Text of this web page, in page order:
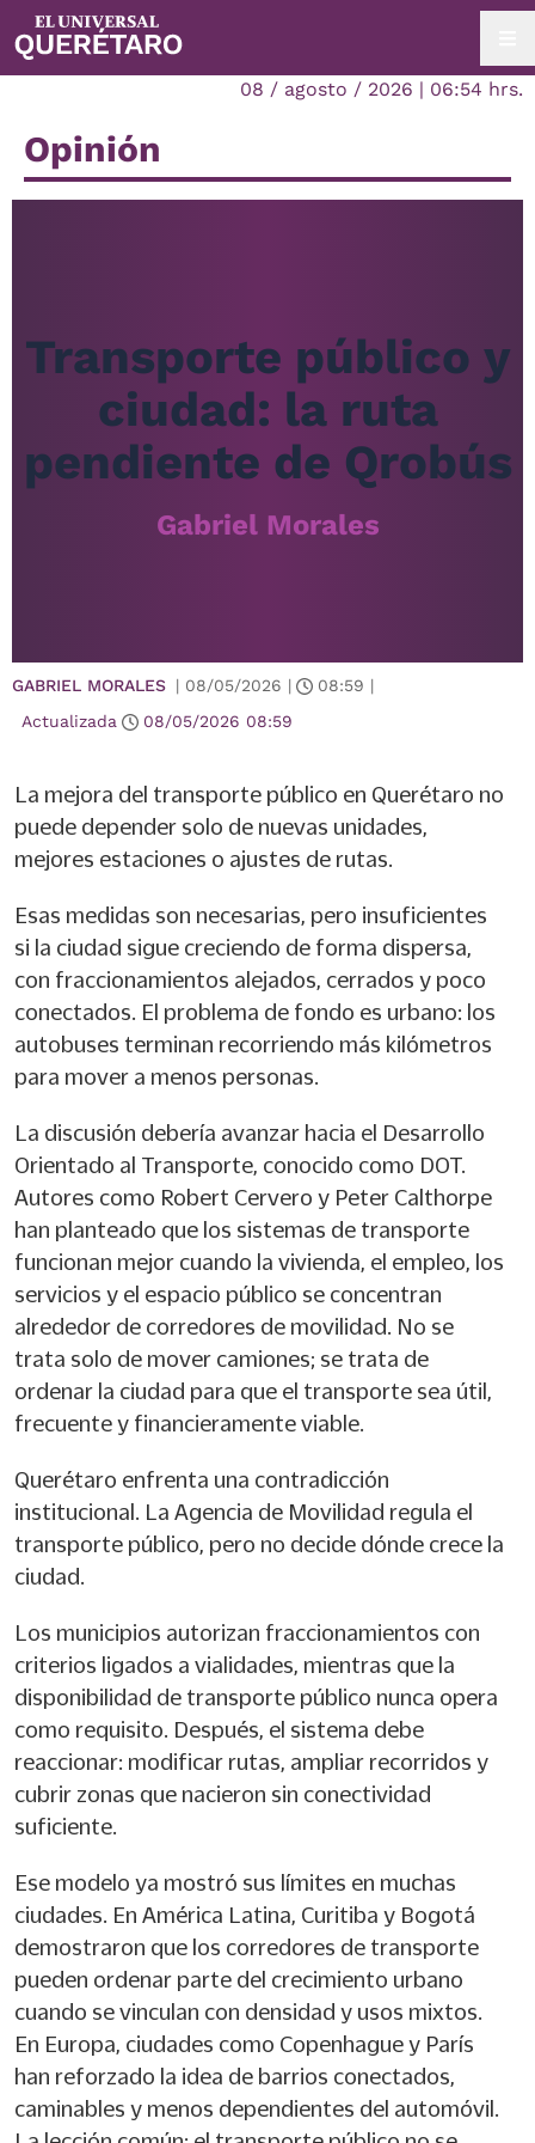
08 / agosto / 2026 | 06:54 hrs.
Opinión
Transporte público y
ciudad: la ruta
pendiente de Qrobús
Gabriel Morales
GABRIEL MORALES | 08/05/2026 | 08:59 |
Actualizada
08/05/2026 08:59
La mejora del transporte público en Querétaro no
puede depender solo de nuevas unidades,
mejores estaciones o ajustes de rutas.
Esas medidas son necesarias, pero insuficientes
si la ciudad sigue creciendo de forma dispersa,
con fraccionamientos alejados, cerrados y poco
conectados. El problema de fondo es urbano: los
autobuses terminan recorriendo más kilómetros
para mover a menos personas.
La discusión debería avanzar hacia el Desarrollo
Orientado al Transporte, conocido como DOT.
Autores como Robert Cervero y Peter Calthorpe
han planteado que los sistemas de transporte
funcionan mejor cuando la vivienda, el empleo, los
servicios y el espacio público se concentran
alrededor de corredores de movilidad. No se
trata solo de mover camiones; se trata de
ordenar la ciudad para que el transporte sea útil,
frecuente y financieramente viable.
Querétaro enfrenta una contradicción
institucional. La Agencia de Movilidad regula el
transporte público, pero no decide dónde crece la
ciudad.
Los municipios autorizan fraccionamientos con
criterios ligados a vialidades, mientras que la
disponibilidad de transporte público nunca opera
como requisito. Después, el sistema debe
reaccionar: modificar rutas, ampliar recorridos y
cubrir zonas que nacieron sin conectividad
suficiente.
Ese modelo ya mostró sus límites en muchas
ciudades. En América Latina, Curitiba y Bogotá
demostraron que los corredores de transporte
pueden ordenar parte del crecimiento urbano
cuando se vinculan con densidad y usos mixtos.
En Europa, ciudades como Copenhague y París
han reforzado la idea de barrios conectados,
caminables y menos dependientes del automóvil.